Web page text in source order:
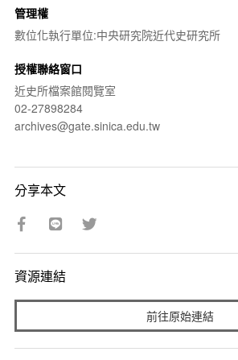
管理權
數位化執行單位:中央研究院近代史研究所
授權聯絡窗口
近史所檔案館閱覽室
02-27898284
archives@gate.sinica.edu.tw
分享本文
資源連結
前往原始連結